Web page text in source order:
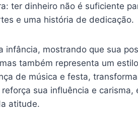
ter dinheiro não é suficiente
e uma história de dedicação.
mostrando que sua
também representa um
de música e festa,
sua influência e carisma,
atitude.